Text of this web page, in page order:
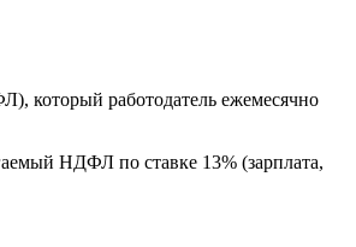
который работодатель ежемесячно
НДФЛ по ставке 13% (зарплата,